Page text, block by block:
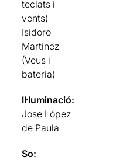
teclats i
vents)
Isidoro
Martínez
(Veus i
bateria)
Il·luminació:
Jose López
de Paula
So: